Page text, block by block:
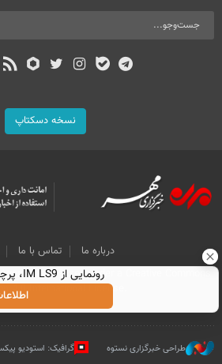
نسخه دسکتاپ
درباره ما تماس با ما
is licensed under a Creative Commons
4.0 International License.
طراحی خبرگزاری نستوه گرافیک: استودیو